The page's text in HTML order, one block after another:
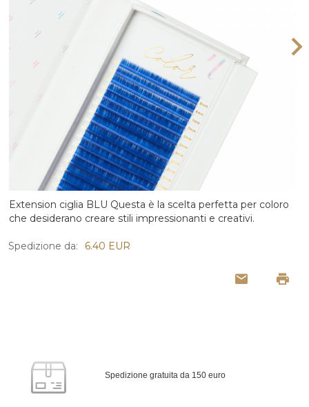
Extension ciglia BLU Questa è la scelta perfetta per coloro
che desiderano creare stili impressionanti e creativi.
Spedizione da: 6.40 EUR
Spedizione gratuita da 150 euro